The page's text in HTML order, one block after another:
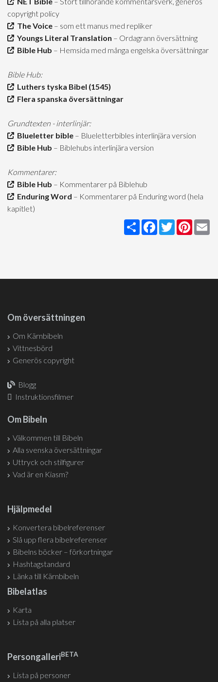
copyright policy
The Voice – som ett manus med repliker
Youngs Literal Translation – Ordagrann översättning
Bible Hub – Hemsida med många engelska översättningar
Bible Hub:
Luthers tyska Bibel (1545)
Flera spanska översättningar
Grundtexten - interlinjär:
Blueletter bible – Blueletterbibles interlinjära version
Bible Hub – Biblehubs interlinjära version
Kommentarer:
Bible Hub – Kommentarer på Biblehub
Enduring Word – Kommentarer på Enduring word (hela
kapitlet)
Share Facebook
Twitter
Om översättningen
Om Kärnbibeln
Vittnesbörd
Generös copyright
Blogg
Instruktionsfilmer
Om Bibeln
Välkommen till Bibeln
Alla svenska översättningar
Uttryck och stilfigurer
Vad är en Kiasm?
Hjälpmedel
Konvertera bibelreferenser
Slå upp flera bibelreferenser
Bibelns böcker – förkortningar
Hashtagstandard
Länka till Kärnbibeln
Bibelatlas
Karta
Lista på alla platser
PersongalleriBETA
Lista på personer